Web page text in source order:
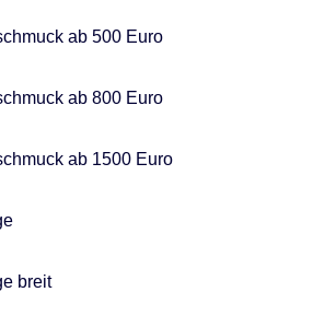
ab 500 Euro
ab 800 Euro
ab 1500 Euro
breit